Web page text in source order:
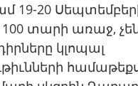
19-20
100 տարի առաջ,
կլոպալ